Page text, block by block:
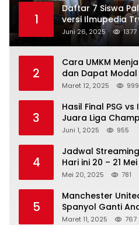
1
Daftar 7 Siswa
versi Ilmupedia
Juni 26, 2025 1377
2
Cara UMKM
dan Dapat
Maret 12, 2025 999
3
Hasil Final PSG
Juara Liga
Nerazzurri
Juni 1, 2025 955
4
Jadwal
Hari ini 20 – 21
vs Bournemouth
Mei 20, 2025 781
5
Manchester
Spanyol Ganti
Maret 11, 2025 767